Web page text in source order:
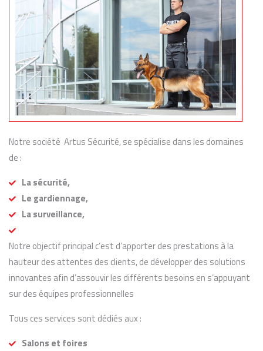
Notre société Artus Sécurité, se spécialise dans les domaines
de :
La sécurité,
Le gardiennage,
La surveillance,
Notre objectif principal c’est d’apporter des prestations à la
hauteur des attentes des clients, de développer des solutions
innovantes afin d’assouvir les différents besoins en s’appuyant
sur des équipes professionnelles
Tous ces services sont dédiés aux :
Salons et foires